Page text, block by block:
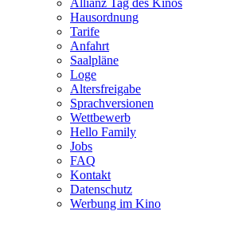
Allianz Tag des Kinos
Hausordnung
Tarife
Anfahrt
Saalpläne
Loge
Altersfreigabe
Sprachversionen
Wettbewerb
Hello Family
Jobs
FAQ
Kontakt
Datenschutz
Werbung im Kino